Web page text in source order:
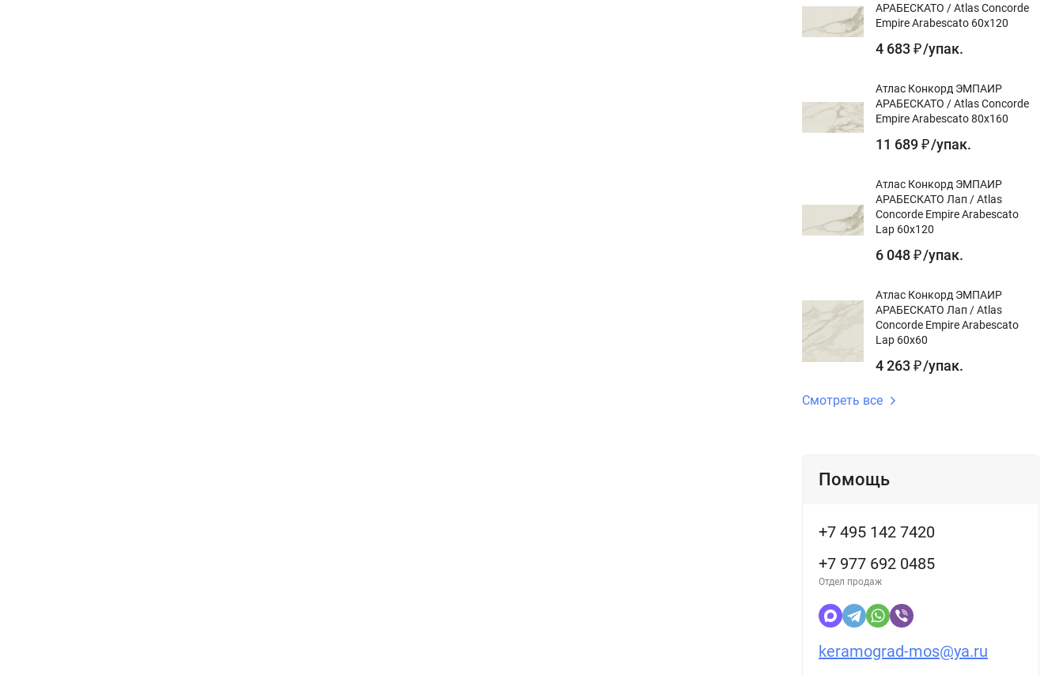
АРАБЕСКАТО / Atlas Concorde
Empire Arabescato 60x120
4 683 ₽ /упак.
Атлас Конкорд ЭМПАИР
АРАБЕСКАТО / Atlas Concorde
Empire Arabescato 80x160
11 689 ₽ /упак.
Атлас Конкорд ЭМПАИР
АРАБЕСКАТО Лап / Atlas
Concorde Empire Arabescato
Lap 60x120
6 048 ₽ /упак.
Атлас Конкорд ЭМПАИР
АРАБЕСКАТО Лап / Atlas
Concorde Empire Arabescato
Lap 60x60
4 263 ₽ /упак.
Смотреть все
Помощь
+7 495 142 7420
+7 977 692 0485
Отдел продаж
keramograd-mos@ya.ru